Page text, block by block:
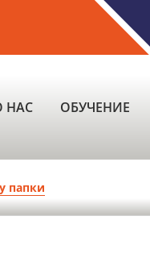
НАС ОБУЧЕНИЕ
папки